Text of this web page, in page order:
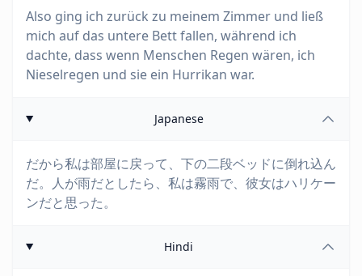
Also ging ich zurück zu meinem Zimmer und ließ
mich auf das untere Bett fallen, während ich
dachte, dass wenn Menschen Regen wären, ich
Nieselregen und sie ein Hurrikan war.
Japanese
だから私は部屋に戻って、下の二段ベッドに倒れ込ん
だ。人が雨だとしたら、私は霧雨で、彼女はハリケー
ンだと思った。
Hindi